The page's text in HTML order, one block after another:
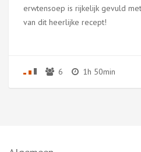
erwtensoep is rijkelijk gevuld
van dit heerlijke recept!
6 1h 50min